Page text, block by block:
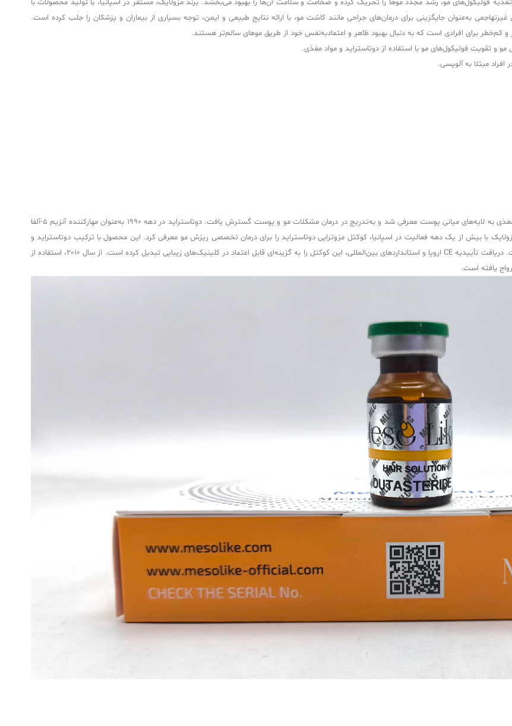
غیرتهاجمی به‌عنوان جایگزینی برای درمان‌های جراحی مانند کاشت مو، با ارائه نتایج طبیعی و ایمن، توجه بسیاری از بیماران و پزشکان را جلب کرده است.
و کم‌خطر برای افرادی است که به دنبال بهبود ظاهر و اعتمادبه‌نفس خود از طریق موهای سالم‌تر هستند.
و تقویت فولیکول‌های مو با استفاده از دوتاستراید و مواد مغذی.
مبتلا به آلوپسی.
مزوتراپی در دهه 1950 توسط دکتر میشل پیستور به‌عنوان روشی برای تزریق مواد مغذی به لایه‌های میانی پوست معرفی شد و به‌تدریج در درمان مشکلات مو و پوست گسترش یافت. دوتاستراید در دهه 1990 به‌عنوان مهارکننده آنزیم 5-آلفا
با بیش از یک دهه فعالیت در اسپانیا، کوکتل مزوتراپی دوتاستراید را برای درمان تخصصی ریزش مو معرفی کرد. این محصول با ترکیب دوتاستراید و
مواد مغذی، به‌طور خاص برای تحریک رشد مو و تقویت فولیکول‌ها طراحی شده است. دریافت تأییدیه CE اروپا و استانداردهای بین‌المللی، این کوکتل را به گزینه‌ای قابل اعتماد در کلینیک‌های زیبایی تبدیل کرده است. از سال 2010، استفاده از
یافته است.